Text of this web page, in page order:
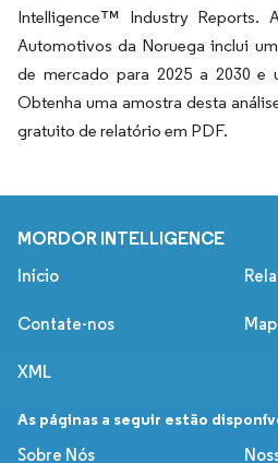
Intelligence™ Industry Reports.
Automotivos da Noruega inclui
de mercado para 2025 a 2030 e
Obtenha uma amostra desta
gratuito de relatório em PDF.
MORDOR INTELLIGENCE
Início
Contate-nos
XML
As páginas a seguir estão
Sobre Nós